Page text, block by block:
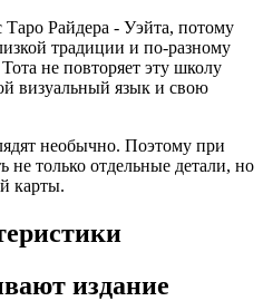
Таро Райдера - Уэйта, потому
традиции и по-разному
не повторяет эту школу
визуальный язык и свою
необычно. Поэтому при
не только отдельные детали, но
карты.
издание